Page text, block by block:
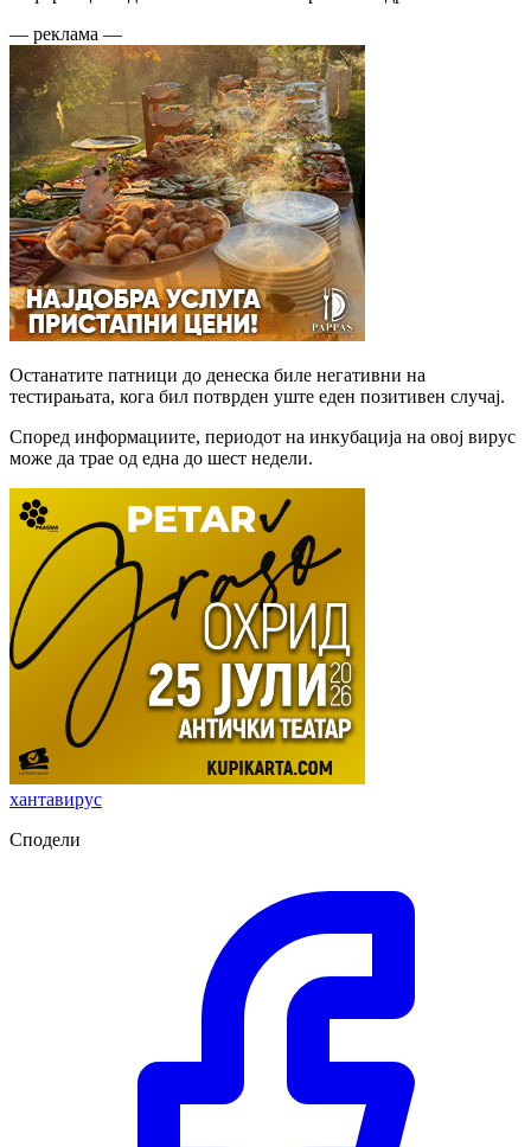
— реклама —
Останатите патници до денеска биле негативни на
тестирањата, кога бил потврден уште еден позитивен случај.
Според информациите, периодот на инкубација на овој вирус
може да трае од една до шест недели.
хантавирус
Сподели